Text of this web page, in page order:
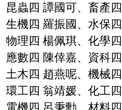
昆蟲四 譚國可、畜產四
生機四 羅振國、水保四
物理四 楊佩琪、 化學四
應數四 陳倖嘉、資科四
土木四 趙燕呢、機械四
環工四 翁靖媛、化工四
電機四 呂秉勳、 材料四